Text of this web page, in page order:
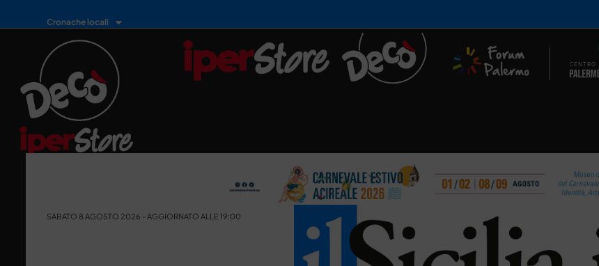
Cronache locali
SABATO 8 AGOSTO 2026 - AGGIORNATO ALLE 19:00